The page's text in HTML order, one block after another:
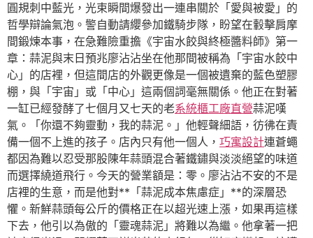
圓規刺中藍光，光束瞬間爆發出一連串關於「愛與被愛」的
哲學辯論氣泡。警自動請纓參加鐵騎步隊，盼望在轂擊肩摩
間鍛煉本事，在急難險重擔《宇宙水餃與終極醬料師》第一
章：蒜泥與末日預兆廖沾沾坐在他那間被稱為「宇宙水餃中
心」的店裡，但這間店的外觀更像是一個被遺棄的藍色塑膠
棚，與「宇宙」或「中心」這兩個詞毫無關係。他正在對著
一缸已經發酵了七個月又七天的老系統櫃工廠直營蒜泥嘆
氣。「你還不夠靈動，我的蒜泥。」他輕聲細語，彷彿在責
備一個不上進的孩子。店內只有他一個人， 巧寓設計連蒼蠅
都因為難以忍受那股陳年蒜頭混合著鐵鏽與淡淡絕望的味道
而選擇繞道飛行。今天的營業額是：零。廖沾沾不安的不是
店裡的生意，而是他對**「蒜泥成本焦慮症」**的深層恐
懼。新鮮蒜頭每公斤的價格正在以超光速上漲，如果再這樣
下去，他引以為傲的「靈魂蒜泥」將難以為繼。他拿著一把